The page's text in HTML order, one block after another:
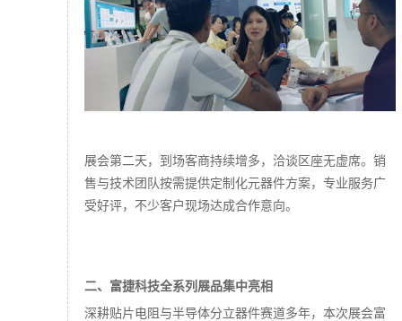
展会第二天，到场客商持续增多，洽谈区座无虚席。销
售与技术团队按需提供定制化元器件方案，专业服务广
受好评，不少客户现场达成合作意向。
二、富捷科技全系列展品集中亮相
深耕贴片电阻与半导体分立器件赛道多年，本次展会富